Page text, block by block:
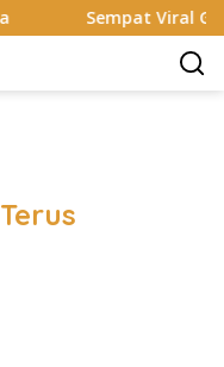
Sempat Viral Gaya